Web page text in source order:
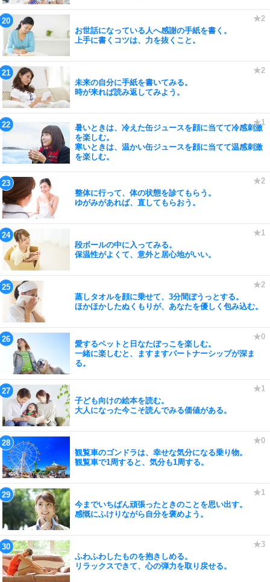
お世話になっている人へ感謝の手紙を書く。
上手に書くコツは、力を抜くこと。
未来の自分に手紙を書いてみる。
時が来れば読み返してみよう。
暑いときは、冷えた缶ジュースを顔に当てて冷感刺激
を楽しむ。
寒いときは、温かい缶ジュースを顔に当てて温感刺激
を楽しむ。
整体に行って、体の状態を診てもらう。
ゆがみがあれば、直してもらおう。
段ボールの中に入ってみる。
保温性がよくて、意外と居心地がいい。
蒸しタオルを顔に乗せて、3分間ぼうっとする。
ほかほかしたぬくもりが、あなたを優しく包み込む。
愛するペットと日なたぼっこを楽しむ。
一緒に楽しむと、ますますパートナーシップが深ま
る。
子ども向けの絵本を読む。
大人になった今こそ読んでみる価値がある。
観覧車のゴンドラは、幸せな気分になる乗り物。
観覧車で1周すると、気分も1周する。
今までいちばん頑張ったときのことを思い出す。
感慨にふけりながら自分を褒めよう。
ふわふわしたものを抱きしめる。
リラックスできて、心の弾力を取り戻せる。